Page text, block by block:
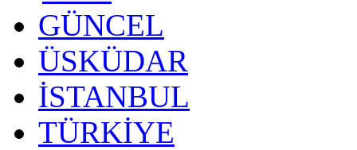
GÜNCEL
ÜSKÜDAR
İSTANBUL
TÜRKİYE